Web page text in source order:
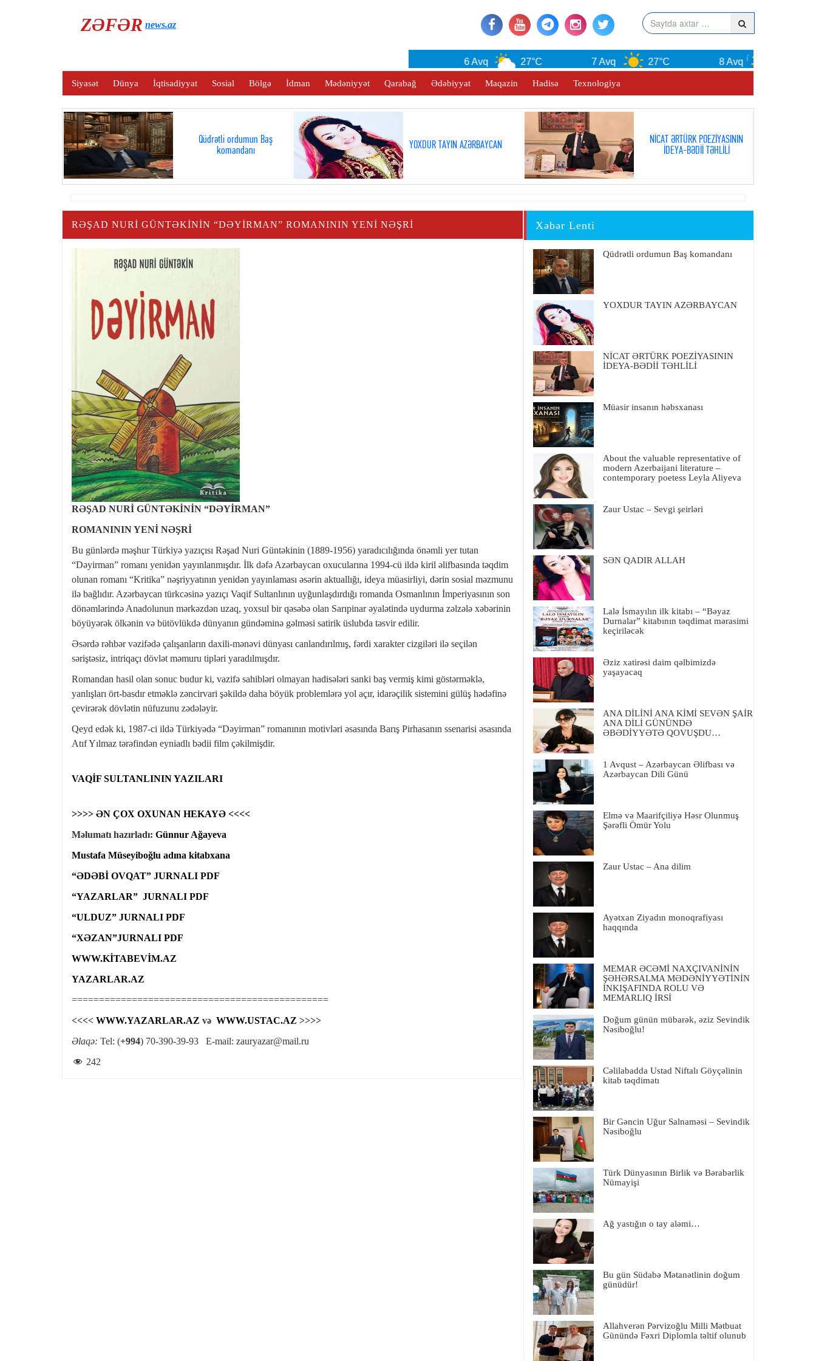
ZƏFƏRnews.az
6 Avq 27°C 7 Avq 27°C 8 Avq
Siyasət Dünya İqtisadiyyat Sosial Bölgə İdman Mədəniyyət Qarabağ Ədəbiyyat Maqazin Hadisə Texnologiya
Qüdrətli ordumun Baş
komandanı
YOXDUR TAYIN AZƏRBAYCAN
NİCAT ƏRTÜRK POEZİYASININ
İDEYA-BƏDİİ TƏHLİLİ
RƏŞAD NURİ GÜNTƏKİNİN “DƏYİRMAN” ROMANININ YENİ NƏŞRİ
RƏŞAD NURİ GÜNTƏKİNİN “DƏYİRMAN”
ROMANININ YENİ NƏŞRİ
Bu günlərdə məşhur Türkiyə yazıçısı Rəşad Nuri Gün­təkinin (1889-1956) yaradıcılığında önəmli yer tutan
“Dəyirman” romanı yenidən yayınlanmışdır. İlk dəfə Azərbaycan oxucularına 1994-cü ildə kiril əlifbasında təqdim
olunan romanı “Kritika” nəşriyyatının yenidən yayınlaması əsərin aktuallığı, ideya müasirliyi, dərin sosial məzmunu
ilə bağlıdır. Azərbaycan türkcəsinə yazıçı Vaqif Sultanlının uyğunlaşdırdığı romanda Osmanlının İmperiyasının son
dönəmlərində Anadolunun mərkəzdən uzaq, yoxsul bir qəsəbə olan Sarıpinar əyalətində uydurma zəlzələ xəbərinin
böyüyərək ölkənin və bütövlükdə dünyanın gündəminə gəlməsi satirik üslubda təsvir edilir.
Əsərdə rəhbər vəzifədə çalışanların daxili-mənəvi dünyası canlandırılmış, fərdi xarakter cizgiləri ilə seçilən
səriştəsiz, intriqaçı dövlət məmuru tipləri yaradılmışdır.
Romandan hasil olan sonuc budur ki, vazifə sahibləri olmayan hadisələri sanki baş vermiş kimi göstərməklə,
yanlışları ört-basdır etməklə zəncirvari şəkildə daha böyük problemlərə yol açır, idarəçilik sistemini gülüş hədəfinə
çevirərək dövlətin nüfuzunu zədələyir.
Qeyd edək ki, 1987-ci ildə Türkiyədə “Dəyirman” romanının motivləri əsasında Barış Pirhasanın ssenarisi əsasında
Atıf Yılmaz tərəfindən eyniadlı bədii film çəkilmişdir.
VAQİF SULTANLININ YAZILARI
>>>> ƏN ÇOX OXUNAN HEKAYƏ <<<<
Məlumatı hazırladı: Günnur Ağayeva
Mustafa Müseyiboğlu adına kitabxana
“ƏDƏBİ OVQAT” JURNALI PDF
“YAZARLAR” JURNALI PDF
“ULDUZ” JURNALI PDF
“XƏZAN”JURNALI PDF
WWW.KİTABEVİM.AZ
YAZARLAR.AZ
===============================================
<<<< WWW.YAZARLAR.AZ və WWW.USTAC.AZ >>>>
Əlaqə: Tel: (+994) 70-390-39-93 E-mail: zauryazar@mail.ru
242
Xəbər Lenti
Qüdrətli ordumun Baş komandanı
YOXDUR TAYIN AZƏRBAYCAN
NİCAT ƏRTÜRK POEZİYASININ
İDEYA-BƏDİİ TƏHLİLİ
Müasir insanın həbsxanası
About the valuable representative of
modern Azerbaijani literature –
contemporary poetess Leyla Aliyeva
Zaur Ustac – Sevgi şeirləri
SƏN QADIR ALLAH
Lalə İsmayılın ilk kitabı – “Bəyaz
Durnalar” kitabının təqdimat mərasimi
keçiriləcək
Əziz xatirəsi daim qəlbimizdə
yaşayacaq
ANA DİLİNİ ANA KİMİ SEVƏN ŞAİR
ANA DİLİ GÜNÜNDƏ
ƏBƏDİYYƏTƏ QOVUŞDU…
1 Avqust – Azərbaycan Əlifbası və
Azərbaycan Dili Günü
Elmə və Maarifçiliyə Həsr Olunmuş
Şərəfli Ömür Yolu
Zaur Ustac – Ana dilim
Ayətxan Ziyadın monoqrafiyası
haqqında
MEMAR ƏCƏMİ NAXÇIVANİNİN
ŞƏHƏRSALMA MƏDƏNİYYƏTİNİN
İNKIŞAFINDA ROLU VƏ
MEMARLIQ İRSİ
Doğum günün mübarək, əziz Sevindik
Nəsiboğlu!
Cəlilabadda Ustad Niftalı Göyçəlinin
kitab təqdimatı
Bir Gəncin Uğur Salnaməsi – Sevindik
Nəsiboğlu
Türk Dünyasının Birlik və Bərabərlik
Nümayişi
Ağ yastığın o tay aləmi…
Bu gün Südabə Mətanətlinin doğum
günüdür!
Allahverən Pərvizoğlu Milli Mətbuat
Günündə Fəxri Diplomla təltif olunub